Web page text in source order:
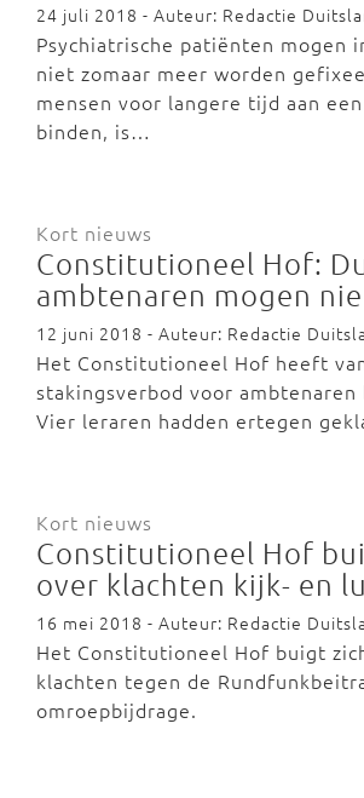
24 juli 2018 - Auteur: Redactie
Psychiatrische patiënten mogen
niet zomaar meer worden
mensen voor langere tijd aan
binden, is…
Kort nieuws
Constitutioneel Hof:
ambtenaren mogen
12 juni 2018 - Auteur: Redactie
Het Constitutioneel Hof heeft
stakingsverbod voor ambtenaren
Vier leraren hadden ertegen
Kort nieuws
Constitutioneel Hof
over klachten kijk- en
16 mei 2018 - Auteur: Redactie
Het Constitutioneel Hof buigt
klachten tegen de
omroepbijdrage.